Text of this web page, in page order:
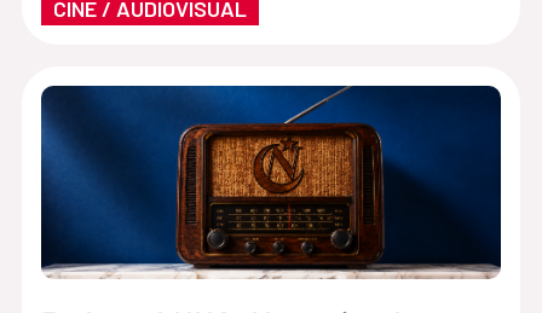
CINE / AUDIOVISUAL